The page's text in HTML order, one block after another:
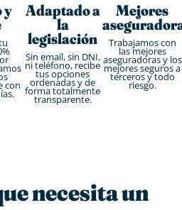
y
con
Adaptado a
la
legislación
Sin email, sin DNI,
ni teléfono, recibe
tus opciones
ordenadas y de
forma totalmente
transparente.
Mejores
Trabajamos con
las mejores
aseguradoras y los
mejores seguros a
terceros y todo
riesgo.
necesita un